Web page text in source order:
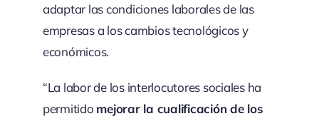
adaptar las condiciones laborales de las
empresas a los cambios tecnológicos y
económicos.
“La labor de los interlocutores sociales ha
permitido mejorar la cualificación de los